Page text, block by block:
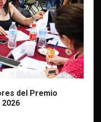
del Premio